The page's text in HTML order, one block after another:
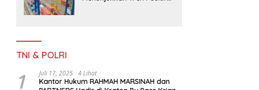
TNI & POLRI
1 Juli 17, 2025 4 Lihat
Kantor Hukum RAHMAH MARSINAH dan